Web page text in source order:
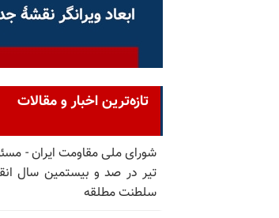
تازه‌ترین اخبار و مقالات
تیر در صد و بیستمین سال
سلطنت مطلقه